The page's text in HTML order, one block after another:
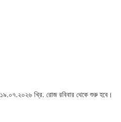
খ্রি. রোজ রবিবার থেকে শুরু হবে।